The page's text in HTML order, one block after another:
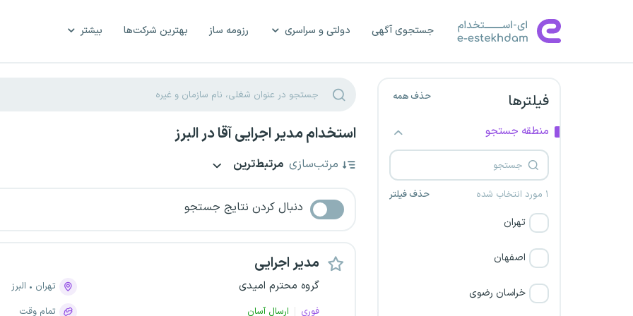
جستجوی آگهی دولتی و سراسری رزومه ساز بهترین شرکت‌ها بیشتر
فیلترها حذف همه
منطقه جستجو
۱ مورد انتخاب شده حذف فیلتر
تهران
اصفهان
خراسان رضوی
استخدام مدیر اجرایی آقا در البرز
مرتب‌سازی مرتبط‌ترین
دنبال کردن نتایج جستجو
مدیر اجرایی
گروه محترم امیدی
فوری ارسال آسان
تهران
البرز
تمام وقت